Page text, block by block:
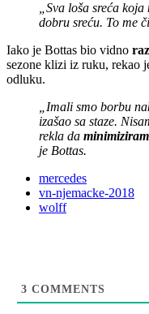
„Sva loša sreća
dobru sreću. To me
Iako je Bottas bio vidno
sezone klizi iz ruku, rekao
odluku.
„Imali smo borbu
izašao sa staze.
rekla da
je Bottas.
mercedes
vn-njemacke-2018
wolff
3 COMMENTS